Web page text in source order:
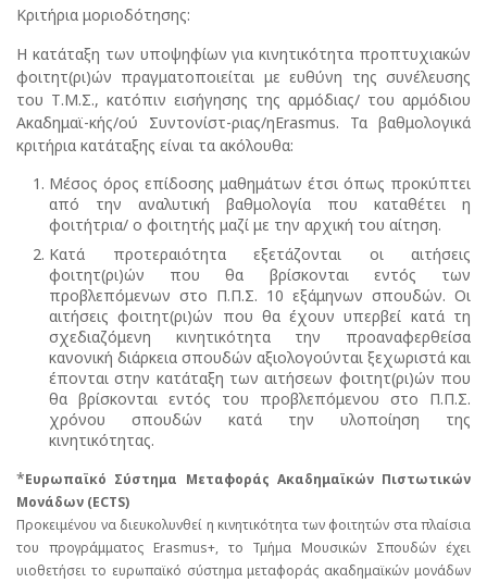
Κριτήρια μοριοδότησης:
Η κατάταξη των υποψηφίων για κινητικότητα προπτυχιακών
φοιτητ(ρι)ών πραγματοποιείται με ευθύνη της συνέλευσης
του Τ.Μ.Σ., κατόπιν εισήγησης της αρμόδιας/ του αρμόδιου
Ακαδημαϊ-κής/ού Συντονίστ-ριας/ηErasmus. Τα βαθμολογικά
κριτήρια κατάταξης είναι τα ακόλουθα:
Μέσος όρος επίδοσης μαθημάτων έτσι όπως προκύπτει
από την αναλυτική βαθμολογία που καταθέτει η
φοιτήτρια/ ο φοιτητής μαζί με την αρχική του αίτηση.
Κατά προτεραιότητα εξετάζονται οι αιτήσεις
φοιτητ(ρι)ών που θα βρίσκονται εντός των
προβλεπόμενων στο Π.Π.Σ. 10 εξάμηνων σπουδών. Οι
αιτήσεις φοιτητ(ρι)ών που θα έχουν υπερβεί κατά τη
σχεδιαζόμενη κινητικότητα την προαναφερθείσα
κανονική διάρκεια σπουδών αξιολογούνται ξεχωριστά και
έπονται στην κατάταξη των αιτήσεων φοιτητ(ρι)ών που
θα βρίσκονται εντός του προβλεπόμενου στο Π.Π.Σ.
χρόνου σπουδών κατά την υλοποίηση της
κινητικότητας.
*Ευρωπαϊκό Σύστημα Μεταφοράς Ακαδημαϊκών Πιστωτικών
Μονάδων (ECTS)
Προκειμένου να διευκολυνθεί η κινητικότητα των φοιτητών στα πλαίσια
του προγράμματος Erasmus+, το Τμήμα Μουσικών Σπουδών έχει
υιοθετήσει το ευρωπαϊκό σύστημα μεταφοράς ακαδημαϊκών μονάδων